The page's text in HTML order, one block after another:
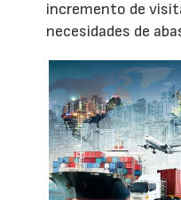
incremento de
necesidades de